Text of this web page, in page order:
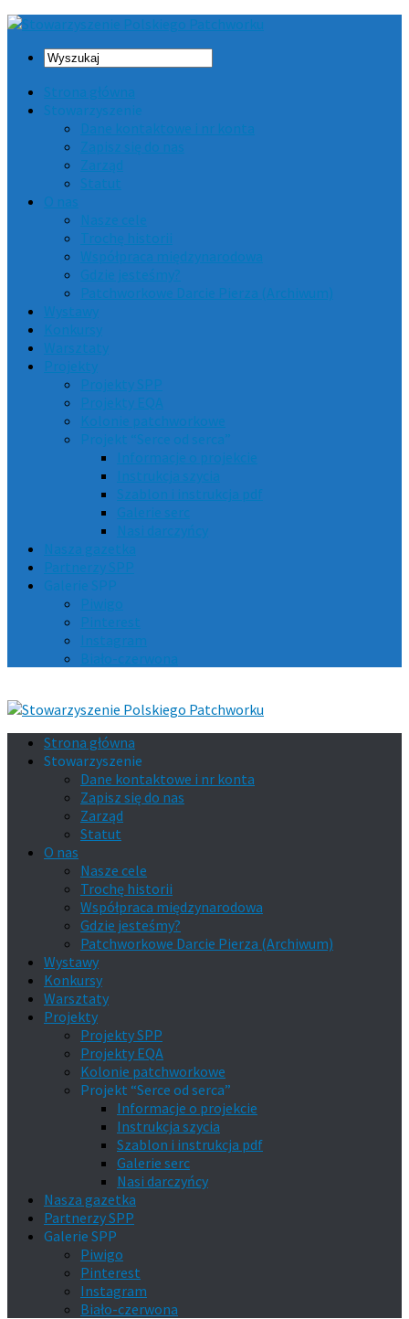
Strona główna
Stowarzyszenie
Dane kontaktowe i nr konta
Zapisz się do nas
Zarząd
Statut
O nas
Nasze cele
Trochę historii
Współpraca międzynarodowa
Gdzie jesteśmy?
Patchworkowe Darcie Pierza (Archiwum)
Wystawy
Konkursy
Warsztaty
Projekty
Projekty SPP
Projekty EQA
Kolonie patchworkowe
Projekt “Serce od serca”
Informacje o projekcie
Instrukcja szycia
Szablon i instrukcja pdf
Galerie serc
Nasi darczyńcy
Nasza gazetka
Partnerzy SPP
Galerie SPP
Piwigo
Pinterest
Instagram
Biało-czerwona
Strona główna
Stowarzyszenie
Dane kontaktowe i nr konta
Zapisz się do nas
Zarząd
Statut
O nas
Nasze cele
Trochę historii
Współpraca międzynarodowa
Gdzie jesteśmy?
Patchworkowe Darcie Pierza (Archiwum)
Wystawy
Konkursy
Warsztaty
Projekty
Projekty SPP
Projekty EQA
Kolonie patchworkowe
Projekt “Serce od serca”
Informacje o projekcie
Instrukcja szycia
Szablon i instrukcja pdf
Galerie serc
Nasi darczyńcy
Nasza gazetka
Partnerzy SPP
Galerie SPP
Piwigo
Pinterest
Instagram
Biało-czerwona